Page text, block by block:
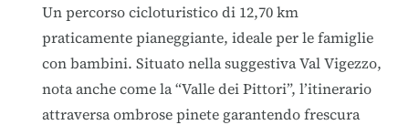
Un percorso cicloturistico di 12,70 km
praticamente pianeggiante, ideale per le famiglie
con bambini. Situato nella suggestiva Val Vigezzo,
nota anche come la “Valle dei Pittori”, l’itinerario
attraversa ombrose pinete garantendo frescura